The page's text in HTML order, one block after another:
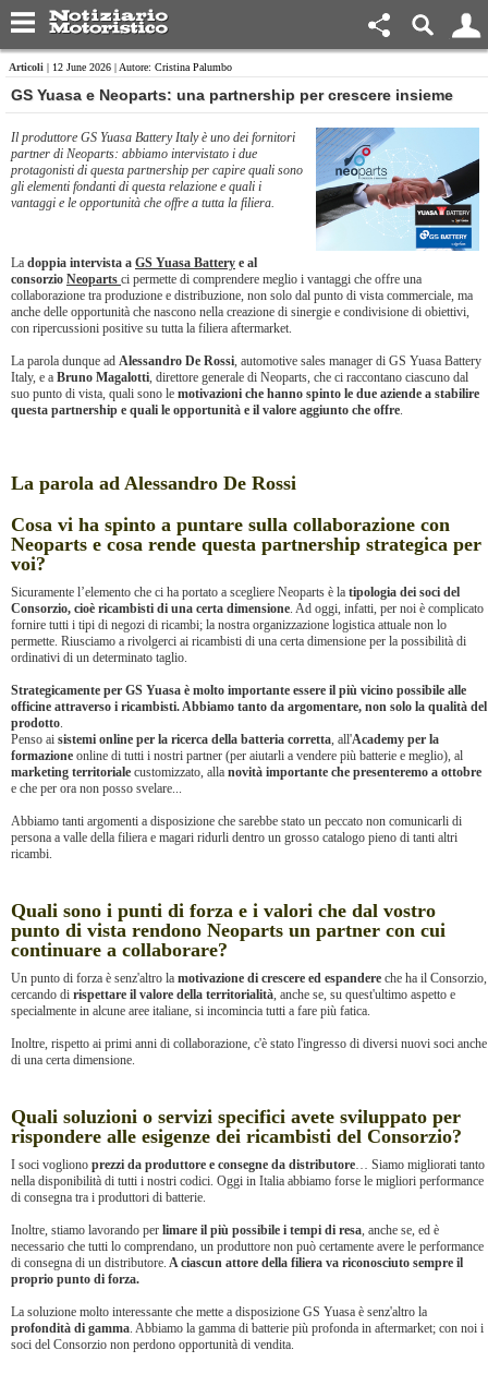
Articoli | 12 June 2026 | Autore: Cristina Palumbo
GS Yuasa e Neoparts: una partnership per crescere insieme
Il produttore GS Yuasa Battery Italy è uno dei fornitori
partner di Neoparts: abbiamo intervistato i due
protagonisti di questa partnership per capire quali sono
gli elementi fondanti di questa relazione e quali i
vantaggi e le opportunità che offre a tutta la filiera.
La doppia intervista a GS Yuasa Battery e al
consorzio Neoparts ci permette di comprendere meglio i vantaggi che offre una
collaborazione tra produzione e distribuzione, non solo dal punto di vista commerciale, ma
anche delle opportunità che nascono nella creazione di sinergie e condivisione di obiettivi,
con ripercussioni positive su tutta la filiera aftermarket.
La parola dunque ad Alessandro De Rossi, automotive sales manager di GS Yuasa Battery
Italy, e a Bruno Magalotti, direttore generale di Neoparts, che ci raccontano ciascuno dal
suo punto di vista, quali sono le motivazioni che hanno spinto le due aziende a stabilire
questa partnership e quali le opportunità e il valore aggiunto che offre.
La parola ad Alessandro De Rossi
Cosa vi ha spinto a puntare sulla collaborazione con
Neoparts e cosa rende questa partnership strategica per
voi?
Sicuramente l’elemento che ci ha portato a scegliere Neoparts è la tipologia dei soci del
Consorzio, cioè ricambisti di una certa dimensione. Ad oggi, infatti, per noi è complicato
fornire tutti i tipi di negozi di ricambi; la nostra organizzazione logistica attuale non lo
permette. Riusciamo a rivolgerci ai ricambisti di una certa dimensione per la possibilità di
ordinativi di un determinato taglio.
Strategicamente per GS Yuasa è molto importante essere il più vicino possibile alle
officine attraverso i ricambisti. Abbiamo tanto da argomentare, non solo la qualità del
prodotto.
Penso ai sistemi online per la ricerca della batteria corretta, all'Academy per la
formazione online di tutti i nostri partner (per aiutarli a vendere più batterie e meglio), al
marketing territoriale customizzato, alla novità importante che presenteremo a ottobre
e che per ora non posso svelare...
Abbiamo tanti argomenti a disposizione che sarebbe stato un peccato non comunicarli di
persona a valle della filiera e magari ridurli dentro un grosso catalogo pieno di tanti altri
ricambi.
Quali sono i punti di forza e i valori che dal vostro
punto di vista rendono Neoparts un partner con cui
continuare a collaborare?
Un punto di forza è senz'altro la motivazione di crescere ed espandere che ha il Consorzio,
cercando di rispettare il valore della territorialità, anche se, su quest'ultimo aspetto e
specialmente in alcune aree italiane, si incomincia tutti a fare più fatica.
Inoltre, rispetto ai primi anni di collaborazione, c'è stato l'ingresso di diversi nuovi soci anche
di una certa dimensione.
Quali soluzioni o servizi specifici avete sviluppato per
rispondere alle esigenze dei ricambisti del Consorzio?
I soci vogliono prezzi da produttore e consegne da distributore… Siamo migliorati tanto
nella disponibilità di tutti i nostri codici. Oggi in Italia abbiamo forse le migliori performance
di consegna tra i produttori di batterie.
Inoltre, stiamo lavorando per limare il più possibile i tempi di resa, anche se, ed è
necessario che tutti lo comprendano, un produttore non può certamente avere le performance
di consegna di un distributore. A ciascun attore della filiera va riconosciuto sempre il
proprio punto di forza.
La soluzione molto interessante che mette a disposizione GS Yuasa è senz'altro la
profondità di gamma. Abbiamo la gamma di batterie più profonda in aftermarket; con noi i
soci del Consorzio non perdono opportunità di vendita.